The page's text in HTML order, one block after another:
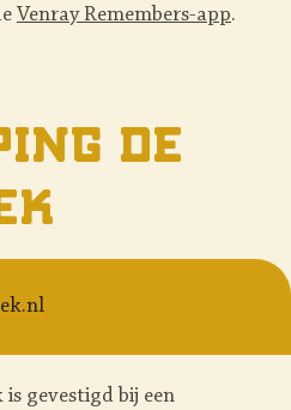
Venray Remembers-app.
De
gevestigd bij een